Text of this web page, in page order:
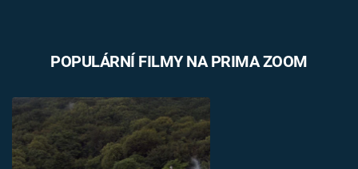
POPULÁRNÍ FILMY NA PRIMA ZOOM